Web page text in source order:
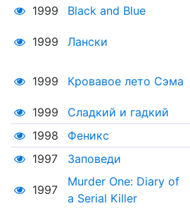
1999
Black and Blue
1999 Лански
1999 Кровавое лето Сэма
1999
Сладкий и гадкий
1998
Феникс
1997
Заповеди
1997
Murder One: Diary of
a Serial Killer